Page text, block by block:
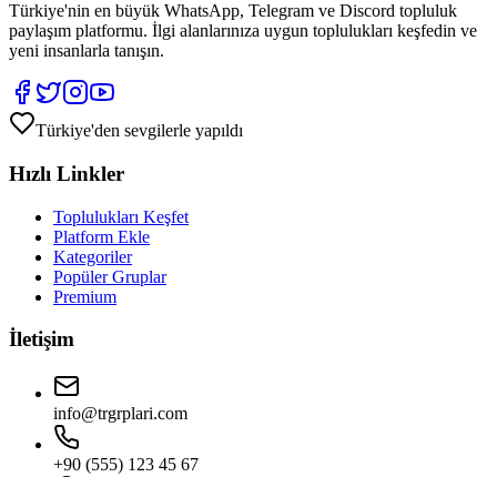
Türkiye'nin en büyük WhatsApp, Telegram ve Discord topluluk
paylaşım platformu. İlgi alanlarınıza uygun toplulukları keşfedin ve
yeni insanlarla tanışın.
Türkiye'den sevgilerle yapıldı
Hızlı Linkler
Toplulukları Keşfet
Platform Ekle
Kategoriler
Popüler Gruplar
Premium
İletişim
info@trgrplari.com
+90 (555) 123 45 67